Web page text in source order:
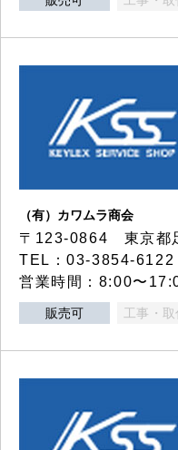
（有）カワムラ商会
〒123-0864 東京都
TEL：03-3854-
営業時間：8:00〜
販売可 工事・取